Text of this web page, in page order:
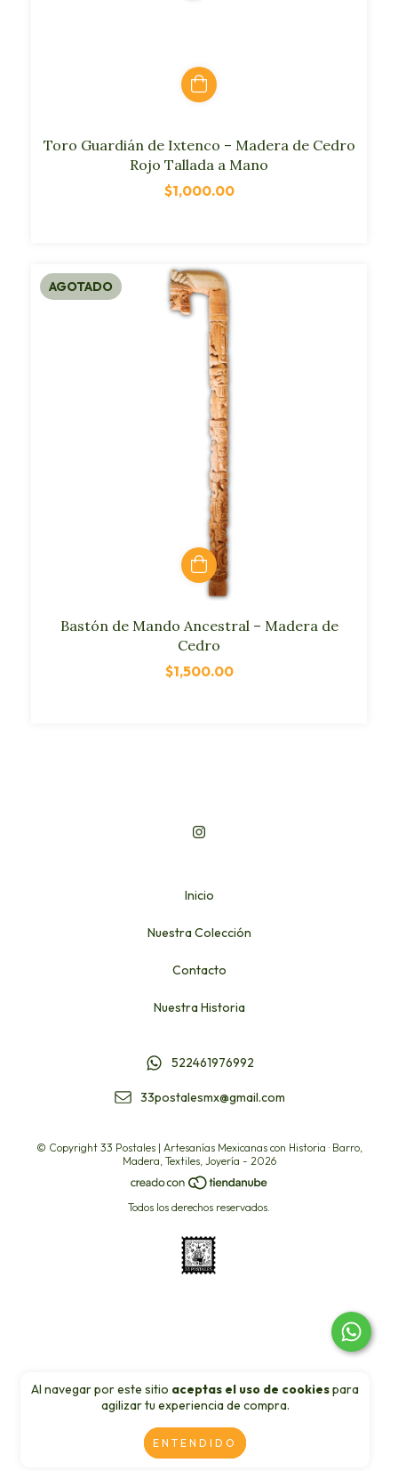
Al navegar por este sitio aceptas el uso de cookiespara
agilizar tu experiencia de compra.
ENTENDIDO
Toro Guardián de Ixtenco – Madera de Cedro
Rojo Tallada a Mano
$1,000.00
AGOTADO
Bastón de Mando Ancestral – Madera de
Cedro
$1,500.00
Inicio
Nuestra Colección
Contacto
Nuestra Historia
522461976992
33postalesmx@gmail.com
© Copyright 33 Postales | Artesanías Mexicanas con Historia · Barro,
Madera, Textiles, Joyería - 2026
Todos los derechos reservados.